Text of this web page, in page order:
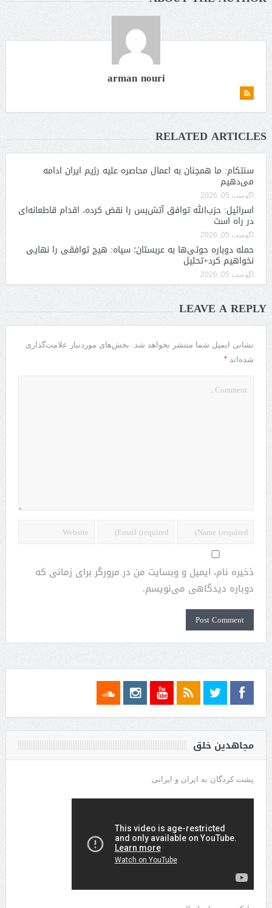
arman nouri
RELATED ARTICLES
سنتکام: ما همچنان به اعمال محاصره علیه رژیم ایران ادامه
می‌دهیم
آگوست 05, 2026
اسرائیل: حزب‌الله توافق آتش‌بس را نقض کرده، اقدام قاطعانه‌ای
در راه است
آگوست 05, 2026
حمله دوباره حوثی‌ها به عربستان؛ سپاه: هیچ توافقی را نهایی
نخواهیم کرد+تحلیل
آگوست 05, 2026
LEAVE A REPLY
نشانی ایمیل شما منتشر نخواهد شد. بخش‌های موردنیاز علامت‌گذاری
شده‌اند *
ذخیره نام، ایمیل و وبسایت من در مرورگر برای زمانی که
دوباره دیدگاهی می‌نویسم.
مجاهدین خلق
پشت کردگان به ایران و ایرانی.